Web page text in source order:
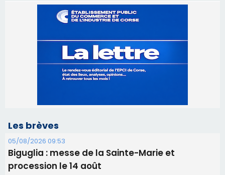
Les brèves
05/08/2026 09:53
Biguglia : messe de la Sainte-Marie et
procession le 14 août